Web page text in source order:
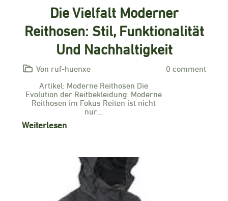
Die Vielfalt Moderner
Reithosen: Stil, Funktionalität
Und Nachhaltigkeit
Von ruf-huenxe
0 comment
Artikel: Moderne Reithosen Die
Evolution der Reitbekleidung: Moderne
Reithosen im Fokus Reiten ist nicht
nur…
Weiterlesen